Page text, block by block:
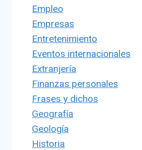
Empleo
Empresas
Entretenimiento
Eventos internacionales
Extranjería
Finanzas personales
Frases y dichos
Geografía
Geología
Historia